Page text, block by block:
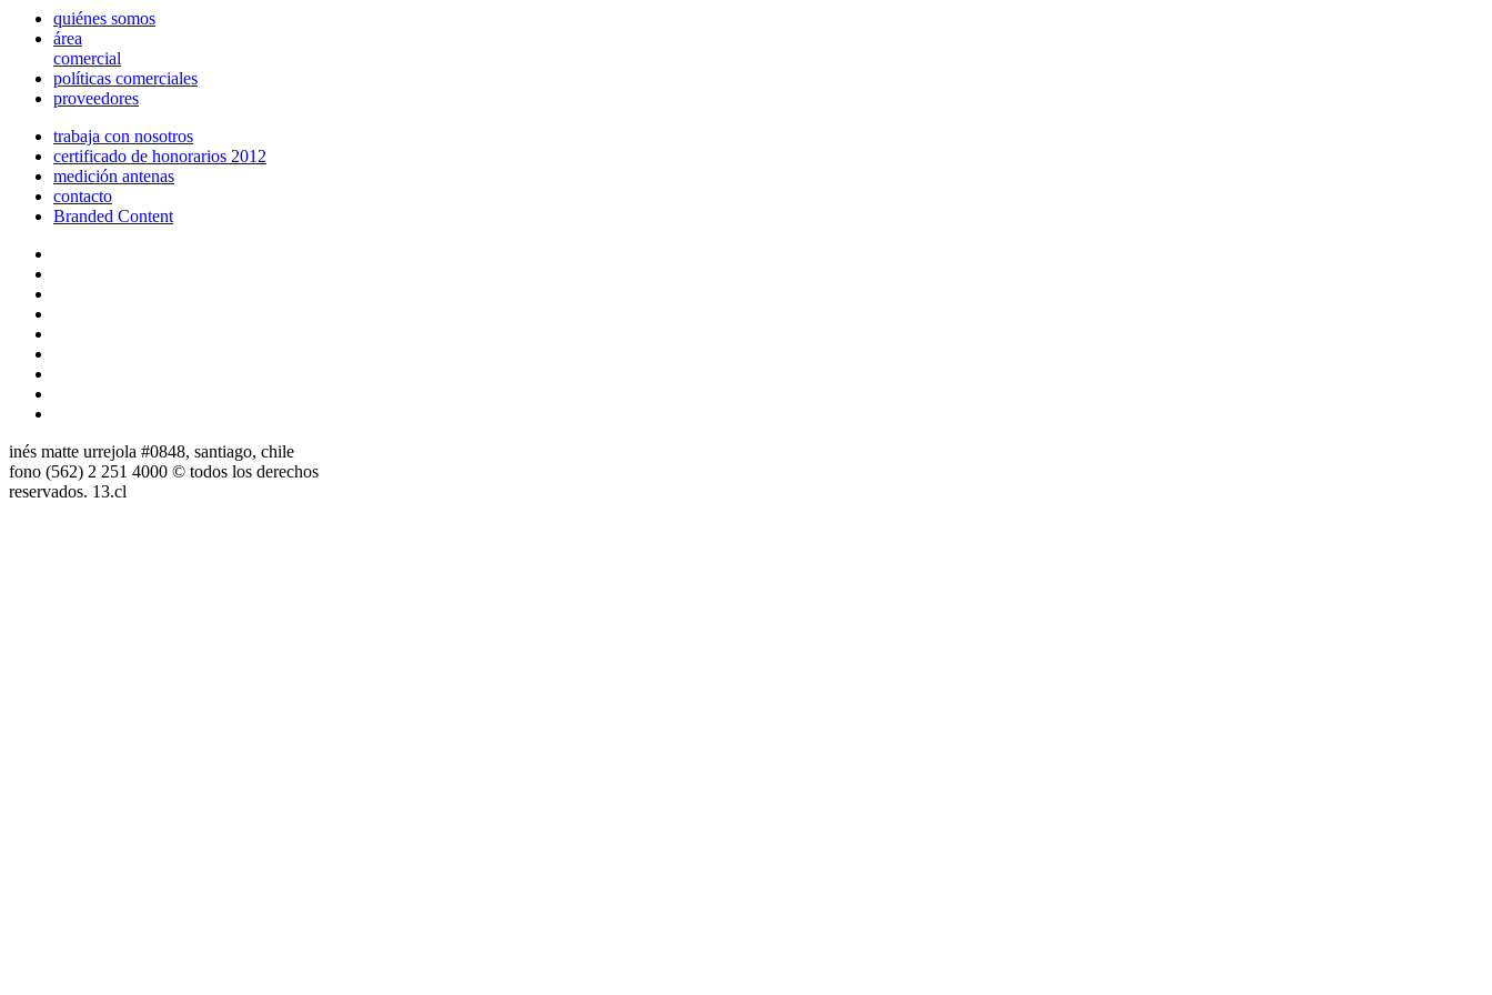
quiénes somos
área
comercial
políticas comerciales
proveedores
trabaja con nosotros
certificado de honorarios 2012
medición antenas
contacto
Branded Content
inés matte urrejola #0848, santiago, chile
fono (562) 2 251 4000 © todos los derechos
reservados. 13.cl